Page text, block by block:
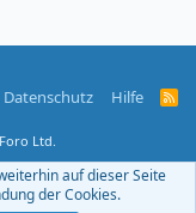
Datenschutz Hilfe
R
S
F
Ltd.
auf dieser Seite
der Cookies.